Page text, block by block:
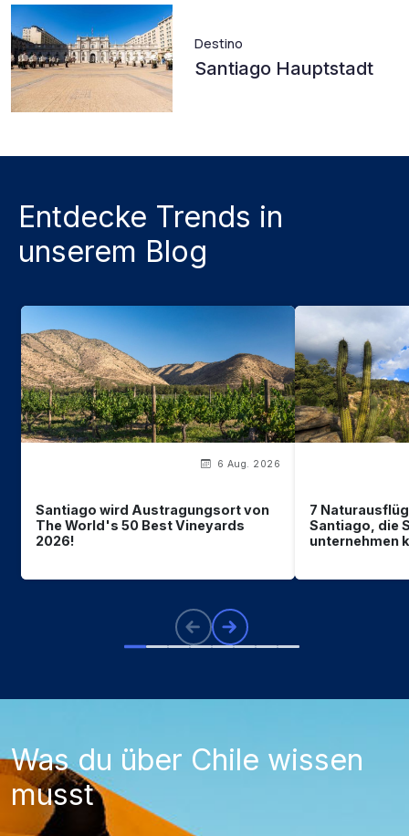
Destino
Santiago Hauptstadt
Entdecke Trends in
unserem Blog
6 Aug. 2026
Santiago wird Austragungsort von
The World's 50 Best Vineyards
2026!
7
Santiago, die
unternehmen
Was du über Chile wissen
musst